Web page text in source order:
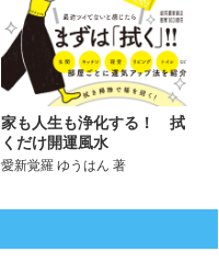
家も人生も浄化する！ 拭
くだけ開運風水
愛新覚羅 ゆうはん 著